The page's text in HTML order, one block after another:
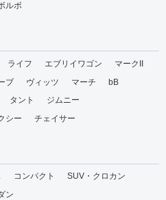
ルボ
ライフ エブリイワゴン
マークII
ブ ヴィッツ マーチ
bB
タント
ジムニー
シー チェイサー
コンパクト
SUV・クロカン
ン